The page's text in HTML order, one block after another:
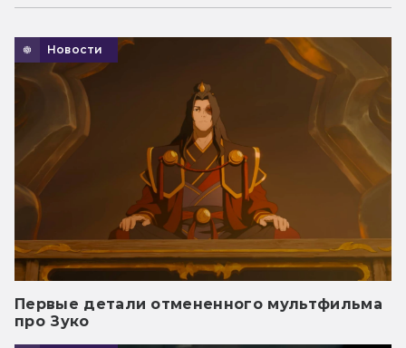
Новости
Первые детали отмененного мультфильма
про Зуко